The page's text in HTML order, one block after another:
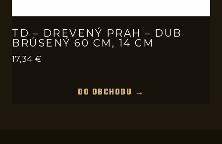
TD – DREVENÝ PRAH – DUB
BRÚSENÝ 60 CM, 14 CM
17,34 €
DO OBCHODU →